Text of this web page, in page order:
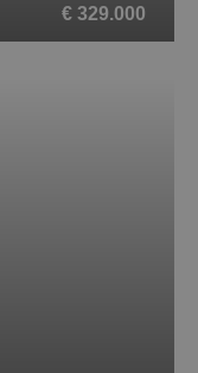
€ 329.000